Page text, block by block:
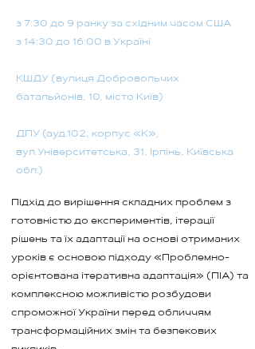
з 7:30 до 9 ранку за східним часом США
з 14:30 до 16:00 в Україні
КШДУ (вулиця Добровольчих
батальйонів, 10, місто Київ)
ДПУ (ауд.102, корпус «К»,
вул.Університетська, 31, Ірпінь, Київська
обл.)
Підхід до вирішення складних проблем з
готовністю до експериментів, ітерації
рішень та їх адаптації на основі отриманих
уроків є основою підходу «Проблемно-
орієнтована ітеративна адаптація» (ПІА) та
комплексною можливістю розбудови
спроможної України перед обличчям
трансформаційних змін та безпекових